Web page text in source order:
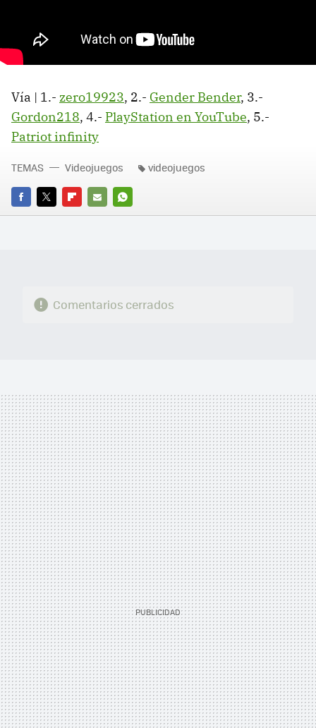
Vía | 1.- zero19923, 2.- Gender Bender, 3.-
Gordon218, 4.- PlayStation en YouTube, 5.-
Patriot infinity
FACEBOOK
TWITTERFLIPBOARD
E-
WHATSAPP
TEMAS Videojuegos videojuegos
Comentarios cerrados